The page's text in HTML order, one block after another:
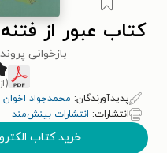
کتاب عبور از
بازخوانی
(از ۱ رأی)
پدیدآورندگان: محمدجواد اخوان
انتشارات: انتشارات بینش‌مند
خرید کتاب